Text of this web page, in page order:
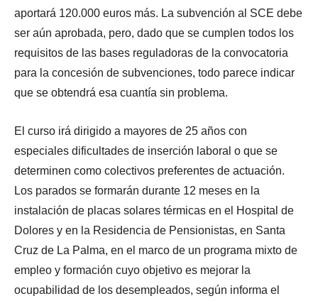
aportará 120.000 euros más. La subvención al SCE debe
ser aún aprobada, pero, dado que se cumplen todos los
requisitos de las bases reguladoras de la convocatoria
para la concesión de subvenciones, todo parece indicar
que se obtendrá esa cuantía sin problema.
El curso irá dirigido a mayores de 25 años con
especiales dificultades de inserción laboral o que se
determinen como colectivos preferentes de actuación.
Los parados se formarán durante 12 meses en la
instalación de placas solares térmicas en el Hospital de
Dolores y en la Residencia de Pensionistas, en Santa
Cruz de La Palma, en el marco de un programa mixto de
empleo y formación cuyo objetivo es mejorar la
ocupabilidad de los desempleados, según informa el